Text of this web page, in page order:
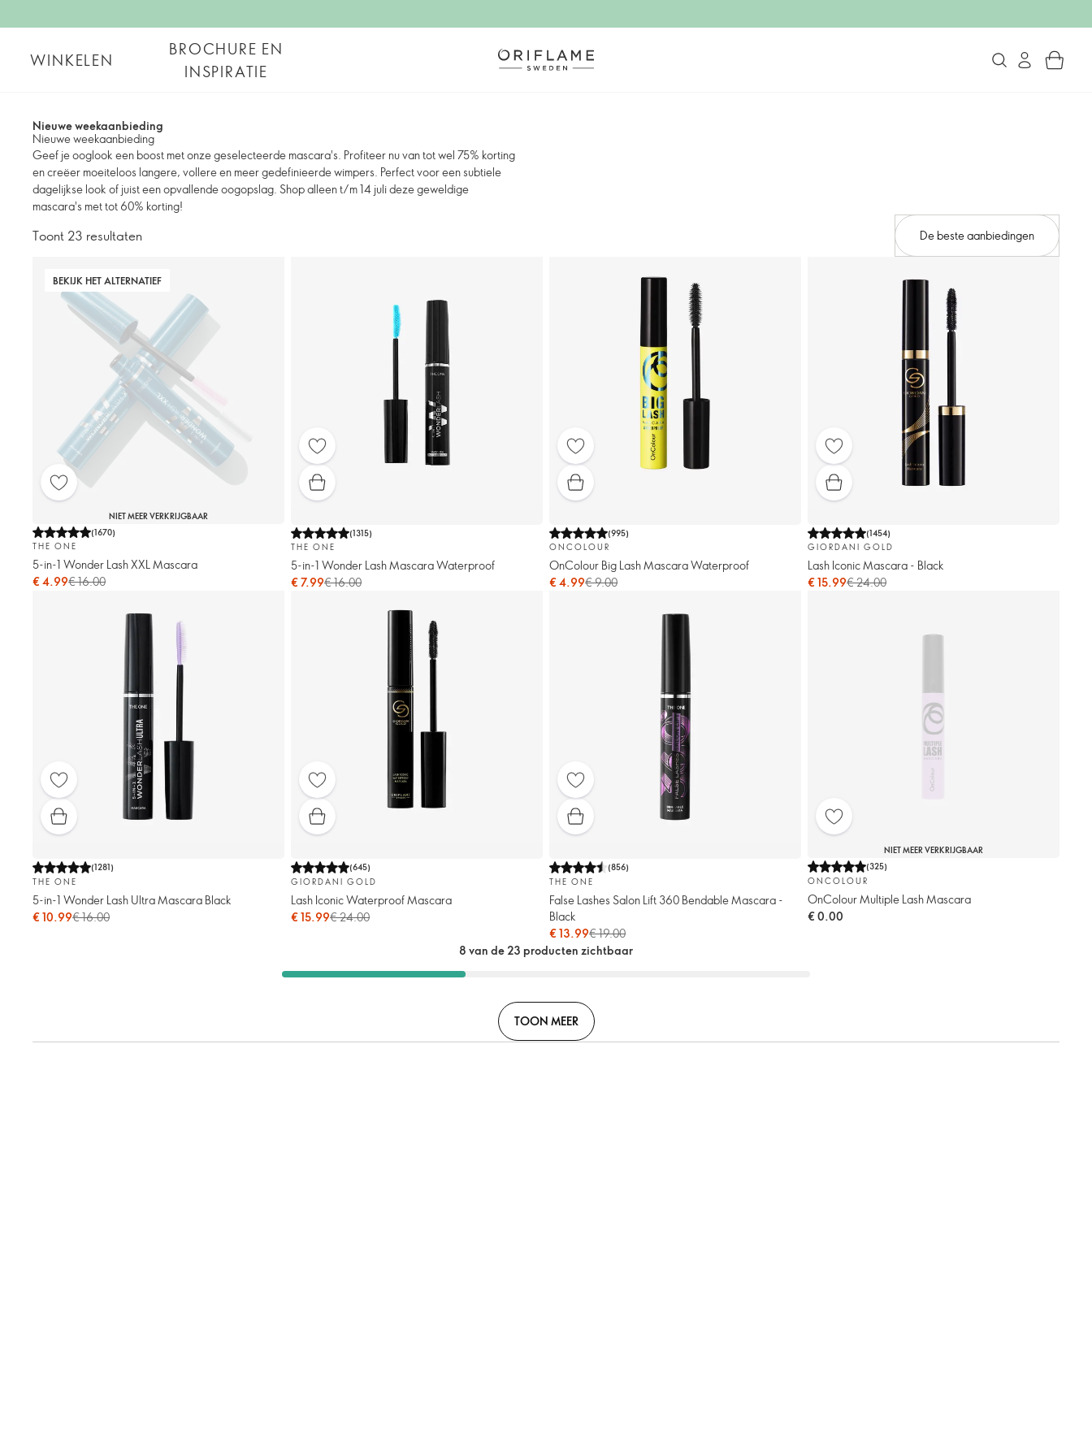
WINKELEN
BROCHURE EN
INSPIRATIE
Nieuwe weekaanbieding
Nieuwe weekaanbieding
Geef je ooglook een boost met onze geselecteerde mascara's. Profiteer nu van tot wel 75% korting
en creëer moeiteloos langere, vollere en meer gedefinieerde wimpers. Perfect voor een subtiele
dagelijkse look of juist een opvallende oogopslag. Shop alleen t/m 14 juli deze geweldige
mascara's met tot 60% korting!
Toont 23 resultaten De beste aanbiedingen
BEKIJK HET ALTERNATIEF
NIET MEER VERKRIJGBAAR
(1670)
THE ONE
5-in-1 Wonder Lash XXL Mascara
€ 4.99€ 16.00
(1315)
THE ONE
5-in-1 Wonder Lash Mascara Waterproof
€ 7.99€ 16.00
(995)
ONCOLOUR
OnColour Big Lash Mascara Waterproof
€ 4.99€ 9.00
(1454)
GIORDANI GOLD
Lash Iconic Mascara - Black
€ 15.99€ 24.00
(1281)
THE ONE
5-in-1 Wonder Lash Ultra Mascara Black
€ 10.99€ 16.00
(645)
GIORDANI GOLD
Lash Iconic Waterproof Mascara
€ 15.99€ 24.00
(856)
THE ONE
False Lashes Salon Lift 360 Bendable Mascara -
Black
€ 13.99€ 19.00
NIET MEER VERKRIJGBAAR
(325)
ONCOLOUR
OnColour Multiple Lash Mascara
€ 0.00
8 van de 23 producten zichtbaar
TOON MEER